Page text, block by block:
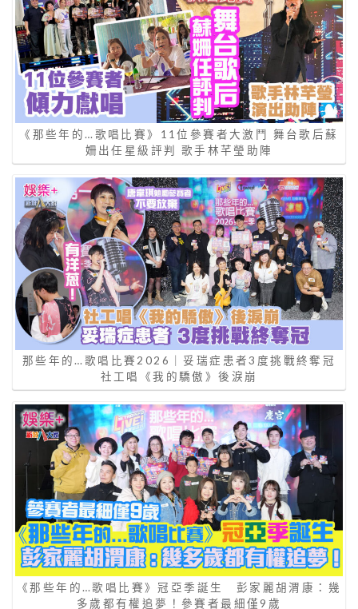
《那些年的…歌唱比賽》11位參賽者大激鬥 舞台歌后蘇
姍出任星級評判 歌手林芊瑩助陣
那些年的…歌唱比賽2026｜妥瑞症患者3度挑戰終奪冠
社工唱《我的驕傲》後淚崩
《那些年的…歌唱比賽》冠亞季誕生 彭家麗胡渭康：幾
多歲都有權追夢！參賽者最細僅9歲